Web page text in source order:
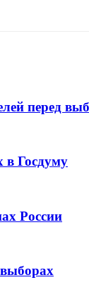
перед
в Госдуму
России